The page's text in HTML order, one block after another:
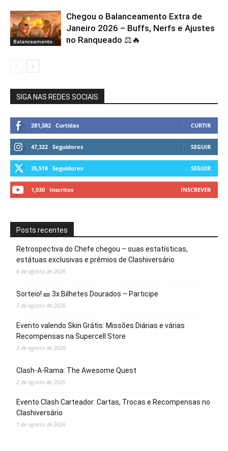
Balanceamento
Chegou o Balanceamento Extra de
Janeiro 2026 – Buffs, Nerfs e Ajustes
no Ranqueado ⚖️🔥
SIGA NAS REDES SOCIAIS
281,582 Curtidas CURTIR
47,322 Seguidores SEGUIR
35,518 Seguidores SEGUIR
1,030 Inscritos INSCREVER
Posts recentes
Retrospectiva do Chefe chegou – suas estatísticas,
estátuas exclusivas e prêmios de Clashiversário
6 de agosto de 2026
Sorteio! 🎫 3x Bilhetes Dourados – Participe
3 de agosto de 2026
Evento valendo Skin Grátis: Missões Diárias e várias
Recompensas na Supercell Store
3 de agosto de 2026
Clash-A-Rama: The Awesome Quest
2 de agosto de 2026
Evento Clash Carteador: Cartas, Trocas e Recompensas no
Clashiversário
1 de agosto de 2026